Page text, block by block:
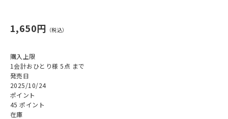
1,650円
購入上限
1会計おひとり様 5点 まで
発売日
2025/10/24
ポイント
45 ポイント
在庫